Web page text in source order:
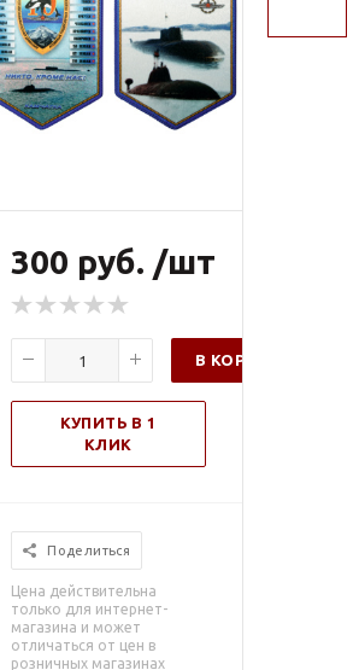
300 руб. /шт
В КОРЗИНУ
КУПИТЬ В 1
КЛИК
Поделиться
Цена действительна
только для интернет-
магазина и может
отличаться от цен в
розничных магазинах